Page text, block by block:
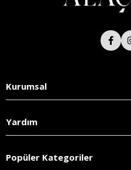
Kurumsal
Yardım
Popüler Kategoriler